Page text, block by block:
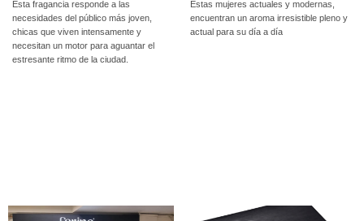
Esta fragancia responde a las
necesidades del público más joven,
chicas que viven intensamente y
necesitan un motor para aguantar el
estresante ritmo de la ciudad.
Estas mujeres actuales y modernas,
encuentran un aroma irresistible pleno y
actual para su día a día